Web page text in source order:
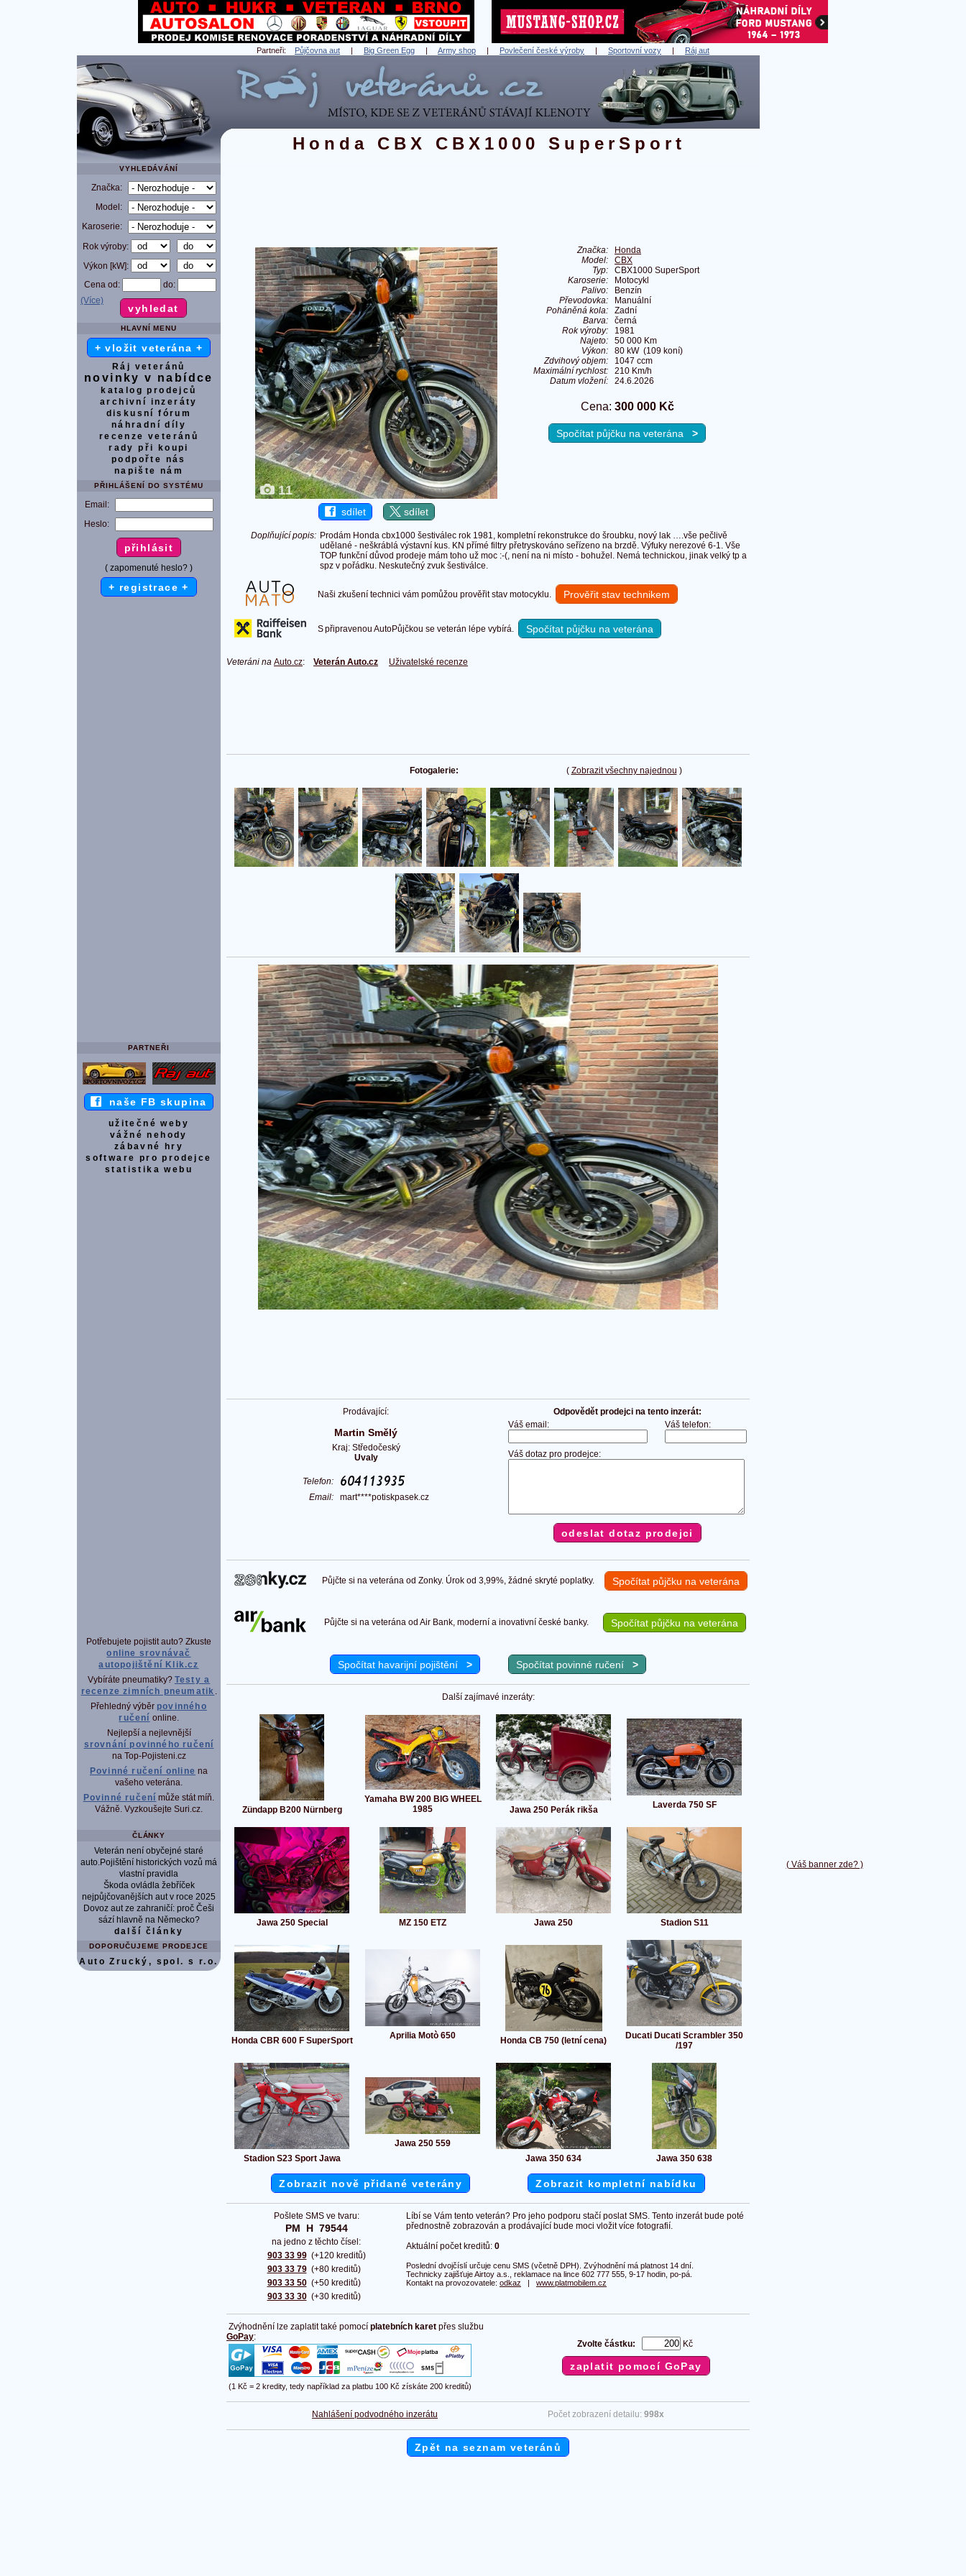
Partneři: Půjčovna aut | Big Green Egg | Army shop | Povlečení české výroby | Sportovní vozy | Ráj aut
( Váš banner zde? )
Honda CBX CBX1000 SuperSport
VYHLEDÁVÁNÍ
Značka:
Model:
Karoserie:
Rok výroby:
Výkon [kW]:
Cena od:
do:
(Více)
HLAVNÍ MENU
+ vložit veterána +
Ráj veteránů
novinky v nabídce
katalog prodejců
archivní inzeráty
diskusní fórum
náhradní díly
recenze veteránů
rady při koupi
podpořte nás
napište nám
PŘIHLÁŠENÍ DO SYSTÉMU
Email:
Heslo:
( zapomenuté heslo? )
+ registrace +
PARTNEŘI
naše FB skupina
užitečné weby
vážné nehody
zábavné hry
software pro prodejce
statistika webu
Potřebujete pojistit auto? Zkuste
online srovnávač
autopojištění Klik.cz
Vybíráte pneumatiky? Testy a
recenze zimních pneumatik .
Přehledný výběr povinného
ručení online.
Nejlepší a nejlevnější
srovnání povinného ručení
na Top-Pojisteni.cz
Povinné ručení online na
vašeho veterána.
Povinné ručení může stát míň.
Vážně. Vyzkoušejte Suri.cz.
ČLÁNKY
Veterán není obyčejné staré
auto.Pojištění historických vozů má
vlastní pravidla
Škoda ovládla žebříček
nejpůjčovanějších aut v roce 2025
Dovoz aut ze zahraničí: proč Češi
sází hlavně na Německo?
další články
DOPORUČUJEME PRODEJCE
Auto Zrucký, spol. s r.o.
11
sdílet sdílet
Značka:
Honda
Model:
CBX
Typ:
CBX1000 SuperSport
Karoserie:
Motocykl
Palivo:
Benzín
Převodovka:
Manuální
Poháněná kola:
Zadní
Barva:
černá
Rok výroby:
1981
Najeto:
50 000 Km
Výkon:
80 kW (109 koní)
Zdvihový objem:
1047 ccm
Maximální rychlost:
210 Km/h
Datum vložení:
24.6.2026
Cena: 300 000 Kč
Spočítat půjčku na veterána >
Doplňující popis: Prodám Honda cbx1000 šestiválec rok 1981, kompletní rekonstrukce do šroubku, nový lak ….vše pečlivě
udělané - neškráblá výstavní kus. KN přímé filtry přetryskováno seřízeno na brzdě. Výfuky nerezové 6-1. Vše
TOP funkční důvod prodeje mám toho už moc :-(, není na ni místo - bohužel. Nemá technickou, jinak velký tp a
spz v pořádku. Neskutečný zvuk šestiválce.
Naši zkušení technici vám pomůžou prověřit stav motocyklu. Prověřit stav technikem
S připravenou AutoPůjčkou se veterán lépe vybírá. Spočítat půjčku na veterána
Veteráni na Auto.cz: Veterán Auto.cz Uživatelské recenze
( Zobrazit všechny najednou )
Fotogalerie:
Prodávající:
Martin Smělý
Kraj: Středočeský
Uvaly
Telefon:
Email: mart****potiskpasek.cz
Odpovědět prodejci na tento inzerát:
Váš email:
Váš telefon:
Váš dotaz pro prodejce:
Půjčte si na veterána od Zonky. Úrok od 3,99%, žádné skryté poplatky. Spočítat půjčku na veterána
Půjčte si na veterána od Air Bank, moderní a inovativní české banky. Spočítat půjčku na veterána
Spočítat havarijní pojištění > Spočítat povinné ručení >
Další zajímavé inzeráty:
Zündapp B200 Nürnberg
Yamaha BW 200 BIG WHEEL
1985
Jawa 250 Perák rikša Laverda 750 SF
Jawa 250 Special MZ 150 ETZ Jawa 250 Stadion S11
Honda CBR 600 F SuperSport Aprilia Motò 650 Honda CB 750 (letní cena)
Ducati Ducati Scrambler 350
/197
Stadion S23 Sport Jawa
Jawa 250 559
Jawa 350 634
Jawa 350 638
Zobrazit nově přidané veterány Zobrazit kompletní nabídku
Pošlete SMS ve tvaru:
PM  H  79544
na jedno z těchto čísel:
903 33 99
903 33 79
903 33 50
903 33 30
(+120 kreditů)
(+80 kreditů)
(+50 kreditů)
(+30 kreditů)
Líbí se Vám tento veterán? Pro jeho podporu stačí poslat SMS. Tento inzerát bude poté
přednostně zobrazován a prodávající bude moci vložit více fotografií.
Aktuální počet kreditů: 0
Poslední dvojčíslí určuje cenu SMS (včetně DPH). Zvýhodnění má platnost 14 dní.
Technicky zajišťuje Airtoy a.s., reklamace na lince 602 777 555, 9-17 hodin, po-pá.
Kontakt na provozovatele: odkaz | www.platmobilem.cz
Zvýhodnění lze zaplatit také pomocí platebních karet přes službu
GoPay:
(1 Kč = 2 kredity, tedy například za platbu 100 Kč získáte 200 kreditů)
Zvolte částku: Kč
Nahlášení podvodného inzerátu Počet zobrazení detailu: 998x
Zpět na seznam veteránů